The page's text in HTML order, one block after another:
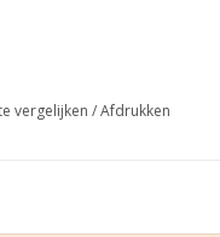
vergelijken /Afdrukken